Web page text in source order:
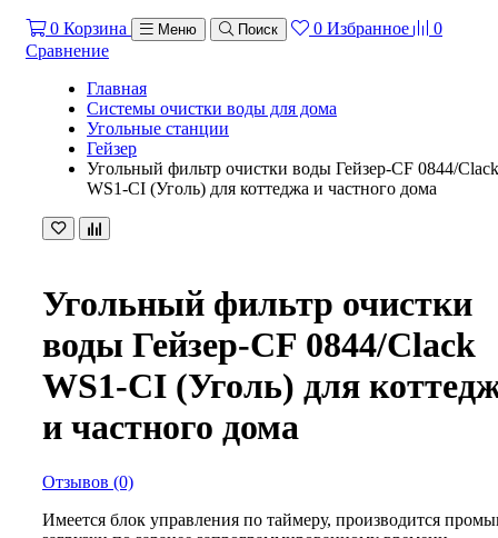
0 Корзина Меню Поиск 0 Избранное
0
Сравнение
Главная
Системы очистки воды для дома
Угольные станции
Гейзер
Угольный фильтр очистки воды Гейзер-CF 0844/Clack
WS1-CI (Уголь) для коттеджа и частного дома
Угольный фильтр очистки
воды Гейзер-CF 0844/Clack
WS1-CI (Уголь) для
и частного дома
Отзывов (0)
Имеется блок управления по таймеру, производится